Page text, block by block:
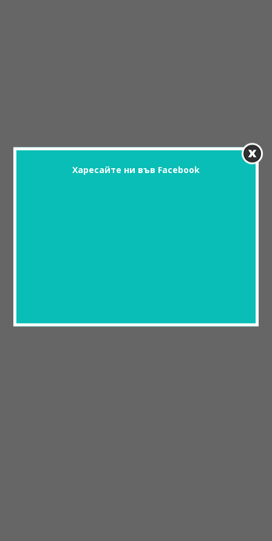
Харесайте ни във Facebook